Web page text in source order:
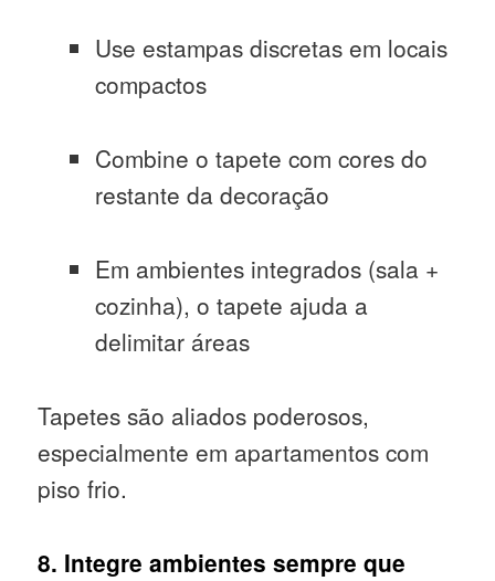
Use estampas discretas em locais
compactos
Combine o tapete com cores do
restante da decoração
Em ambientes integrados (sala +
cozinha), o tapete ajuda a
delimitar áreas
Tapetes são aliados poderosos,
especialmente em apartamentos com
piso frio.
8. Integre ambientes sempre que